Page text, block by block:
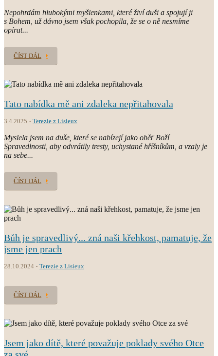
Nepohrdám hlubokými myšlenkami, které živí duši a spojují ji
s Bohem, už dávno jsem však pochopila, že se o ně nesmíme
opírat...
ČÍST DÁL
Tato nabídka mě ani zdaleka nepřitahovala
3.4.2025 Terezie z Lisieux
Myslela jsem na duše, které se nabízejí jako oběť Boží
Spravedlnosti, aby odvrátily tresty, uchystané hříšníkům, a vzaly je
na sebe...
ČÍST DÁL
Bůh je spravedlivý... zná naši křehkost, pamatuje, že
jsme jen prach
28.10.2024 Terezie z Lisieux
ČÍST DÁL
Jsem jako dítě, které považuje poklady svého Otce
za své